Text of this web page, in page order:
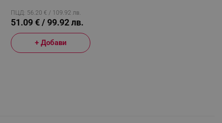
ПЦД: 56.20 € / 109.92 лв.
51.09 € / 99.92 лв.
+ Добави